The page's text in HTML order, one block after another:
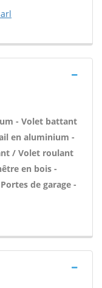
- Volet battant
en aluminium -
/ Volet roulant
en bois -
de garage -